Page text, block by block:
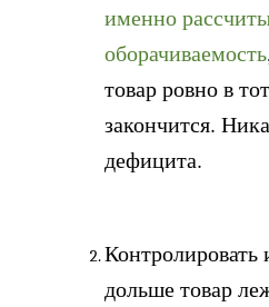
именно
оборачиваемость
товар ровно в
закончится.
дефицита.
дольше товар